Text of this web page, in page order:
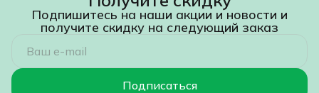
Подпишитесь на наши акции и новости и
получите скидку на следующий заказ
Подписаться